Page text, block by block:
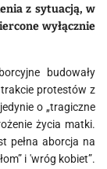
z sytuacją, w
wyłącznie
budowały
protestów z
o „tragiczne
życia matki.
pełna aborcja na
i 'wróg kobiet”.